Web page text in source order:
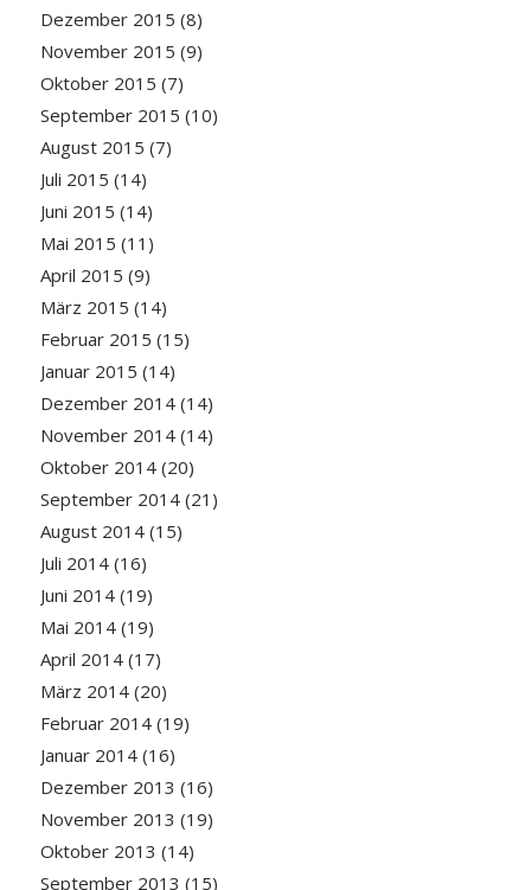
Dezember 2015 (8)
November 2015 (9)
Oktober 2015 (7)
September 2015 (10)
August 2015 (7)
Juli 2015 (14)
Juni 2015 (14)
Mai 2015 (11)
April 2015 (9)
März 2015 (14)
Februar 2015 (15)
Januar 2015 (14)
Dezember 2014(14)
November 2014(14)
Oktober 2014(20)
September 2014(21)
August 2014(15)
Juli 2014(16)
Juni 2014(19)
Mai 2014(19)
April 2014(17)
März 2014(20)
Februar 2014(19)
Januar 2014(16)
Dezember 2013 (16)
November 2013 (19)
Oktober 2013 (14)
September 2013 (15)